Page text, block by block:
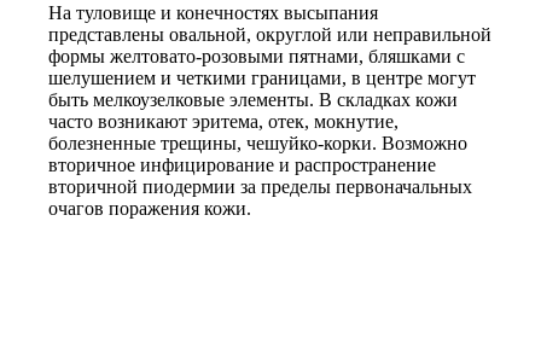
На туловище и конечностях высыпания
представлены овальной, округлой или неправильной
формы желтовато-розовыми пятнами, бляшками с
шелушением и четкими границами, в центре могут
быть мелкоузелковые элементы. В складках кожи
часто возникают эритема, отек, мокнутие,
болезненные трещины, чешуйко-корки. Возможно
вторичное инфицирование и распространение
вторичной пиодермии за пределы первоначальных
очагов поражения кожи.